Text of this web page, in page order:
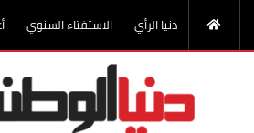
دنيا الرأي الاستفتاء السنوي